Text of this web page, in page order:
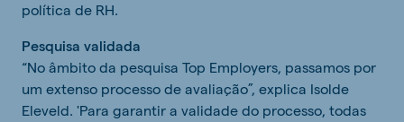
política de RH.
Pesquisa validada
“No âmbito da pesquisa Top Employers, passamos por
um extenso processo de avaliação”, explica Isolde
Eleveld. 'Para garantir a validade do processo, todas